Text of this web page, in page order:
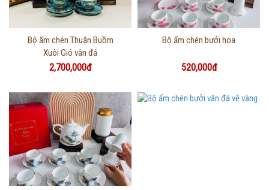
Thông tin chi tiết
Bộ ấm chén Thuận Buồm
Xuôi Gió vân đá
2,700,000đ
Thông tin chi tiết
Bộ ấm chén bưởi hoa
520,000đ